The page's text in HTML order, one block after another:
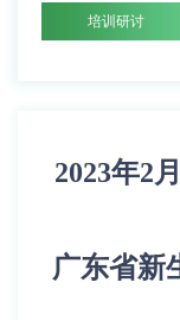
培训研讨
2023年2
广东省新